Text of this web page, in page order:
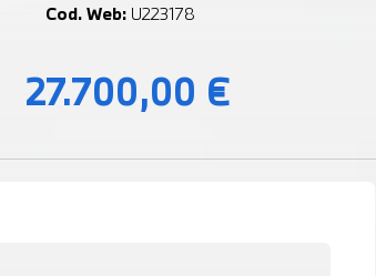
Cod. Web: U223178
27.700,00 €